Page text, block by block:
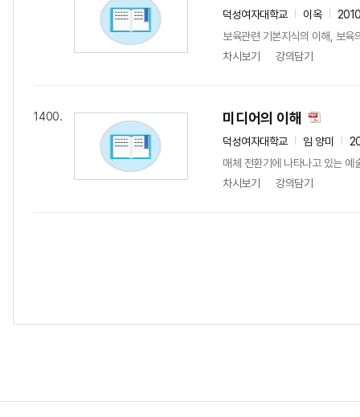
덕성여자대학교 이옥
보육관련 기본지식의 이해, 보
차시보기
강의담기
1400. 미디어의 이해
덕성여자대학교 임 양미
매체 전환기에 나타나고 있는
차시보기
강의담기